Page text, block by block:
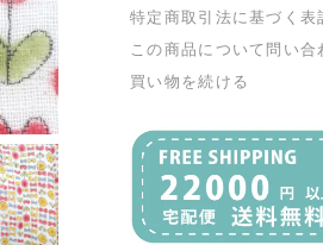
特定商取引法に基づく表
この商品について問い合
買い物を続ける